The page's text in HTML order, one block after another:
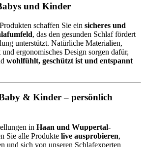
und Kinder
schaffen Sie ein sicheres und
, das den gesunden Schlaf fördert
unterstützt. Natürliche Materialien,
ergonomisches Design sorgen dafür,
wohlfühlt, geschützt ist und entspannt
& Kinder – persönlich
in Haan und Wuppertal-
Sie alle Produkte live ausprobieren,
und sich von unseren Schlafexperten